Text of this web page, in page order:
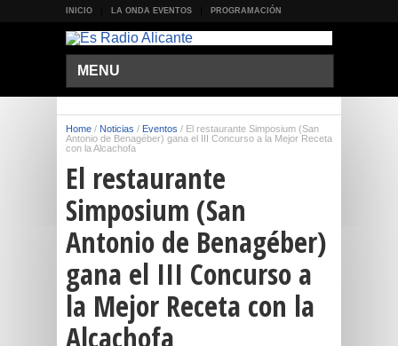
INICIO LA ONDA EVENTOS PROGRAMACIÓN
MENU
Home / Noticias / Eventos / El restaurante Simposium (San
Antonio de Benagéber) gana el III Concurso a la Mejor Receta
con la Alcachofa
El restaurante
Simposium (San
Antonio de Benagéber)
gana el III Concurso a
la Mejor Receta con la
Alcachofa